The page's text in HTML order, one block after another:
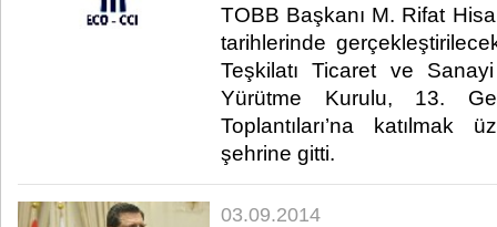
TOBB Başkanı M. Rifat
tarihlerinde
Teşkilatı Ticaret ve
Yürütme Kurulu, 13.
Toplantıları’na katılmak
şehrine gitti.​
03.09.2014